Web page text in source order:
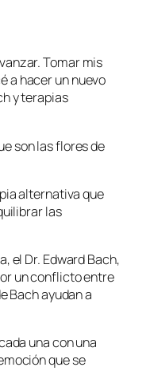
Tomar mis
a hacer un nuevo
y terapias
son las flores de
alternativa que
las
el Dr. Edward Bach,
un conflicto entre
Bach ayudan a
una con una
que se